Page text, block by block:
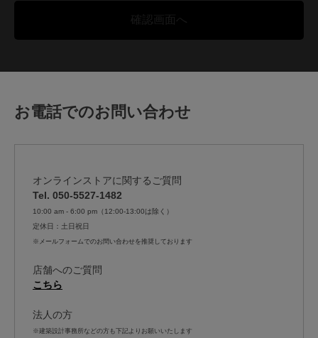
お電話でのお問い合わせ
オンラインストアに関するご質問
Tel. 050-5527-1482
10:00 am - 6:00 pm（12:00-13:00は除く）
定休日：土日祝日
※メールフォームでのお問い合わせを推奨しております
店舗へのご質問
こちら
法人の方
※建築設計事務所などの方も下記よりお願いいたします